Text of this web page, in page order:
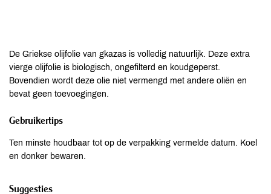
De Griekse olijfolie van gkazas is volledig natuurlijk. Deze extra
vierge olijfolie is biologisch, ongefilterd en koudgeperst.
Bovendien wordt deze olie niet vermengd met andere oliën en
bevat geen toevoegingen.
Gebruikertips
Ten minste houdbaar tot op de verpakking vermelde datum. Koel
en donker bewaren.
Suggesties